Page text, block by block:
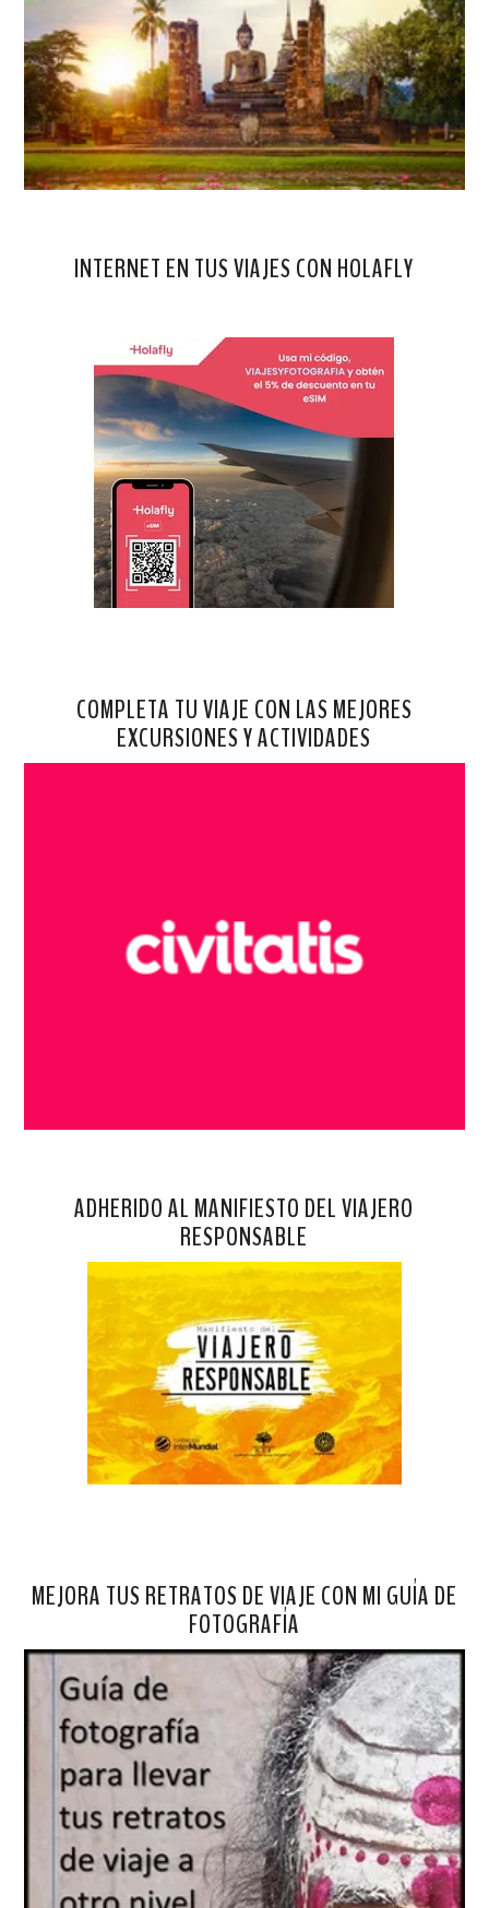
INTERNET EN TUS VIAJES CON HOLAFLY
COMPLETA TU VIAJE CON LAS MEJORES
EXCURSIONES Y ACTIVIDADES
ADHERIDO AL MANIFIESTO DEL VIAJERO
RESPONSABLE
MEJORA TUS RETRATOS DE VIAJE CON MI GUÍA DE
FOTOGRAFÍA